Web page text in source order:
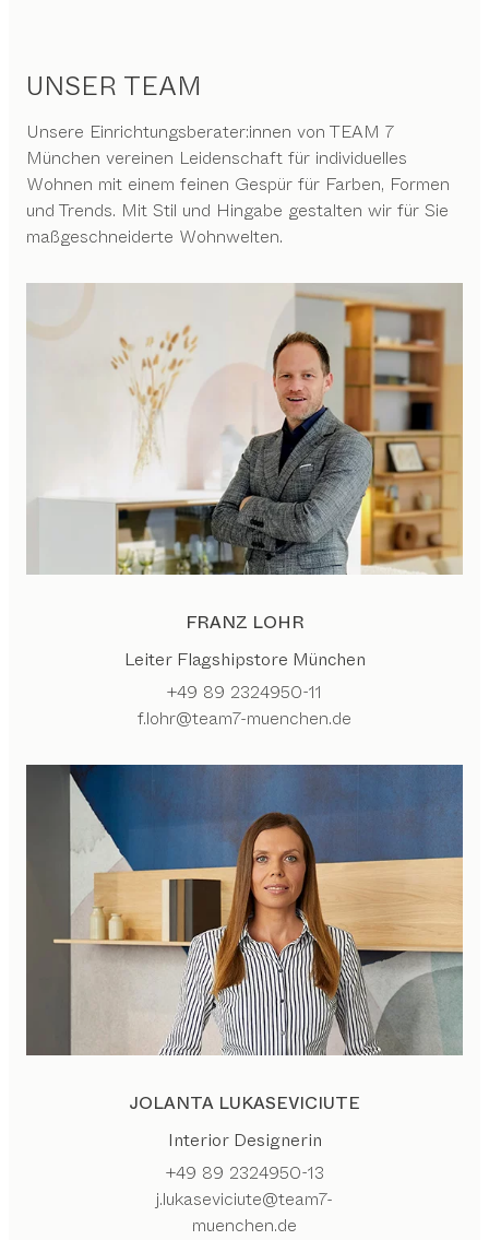
UNSER TEAM
Unsere Einrichtungsberater:innen von TEAM 7
München vereinen Leidenschaft für individuelles
Wohnen mit einem feinen Gespür für Farben, Formen
und Trends. Mit Stil und Hingabe gestalten wir für Sie
maßgeschneiderte Wohnwelten.
FRANZ LOHR
Leiter Flagshipstore München
+49 89 2324950-11
f.lohr@team7-muenchen.de
JOLANTA LUKASEVICIUTE
Interior Designerin
+49 89 2324950-13
j.lukaseviciute@team7-
muenchen.de